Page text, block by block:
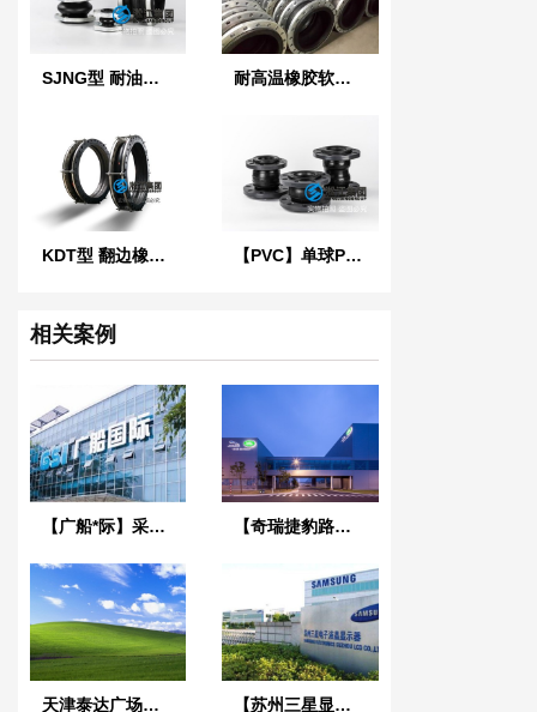
SJNG型 耐油橡胶避震喉 耐高温橡胶软接头
KDT型 翻边橡胶接头 【PVC】单球PVC法兰橡胶接头
相关案例
【广船*际】采用橡胶接头案例“为中*船舶*域做贡献” 【奇瑞捷豹路虎常熟工厂】采用上海淞江不锈钢金属软管产品
天津泰达广场项目 【苏州三星显示项目】弹簧减震器合同